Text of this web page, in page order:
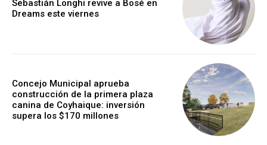
Sebastián Longhi revive a Bosé en
Dreams este viernes
Concejo Municipal aprueba
construcción de la primera plaza
canina de Coyhaique: inversión
supera los $170 millones